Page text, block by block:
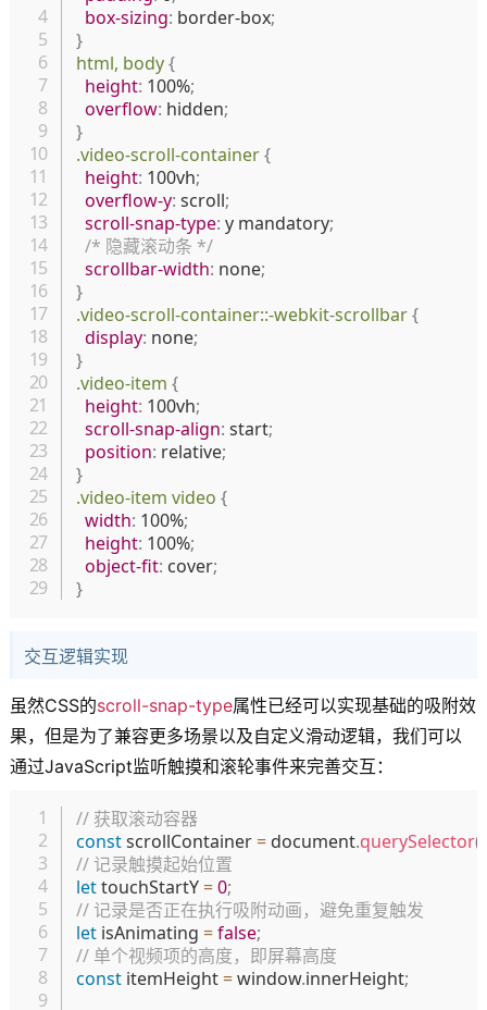
box-sizing: border-box;
}
html, body{
height: 100%;
overflow: hidden;
}
.video-scroll-container{
height: 100vh;
overflow-y: scroll;
scroll-snap-type: y mandatory;
/* 隐藏滚动条 */
scrollbar-width: none;
}
.video-scroll-container::-webkit-scrollbar{
display: none;
}
.video-item {
height: 100vh;
scroll-snap-align: start;
position: relative;
}
.video-item video {
width: 100%;
height: 100%;
object-fit: cover;
}
交互逻辑实现
虽然CSS的scroll-snap-type属性已经可以实现基础的吸附效
果，但是为了兼容更多场景以及自定义滑动逻辑，我们可以
通过JavaScript监听触摸和滚轮事件来完善交互：
// 获取滚动容器
const scrollContainer = document.querySelector(
// 记录触摸起始位置
let touchStartY =0;
// 记录是否正在执行吸附动画，避免重复触发
let isAnimating =false;
// 单个视频项的高度，即屏幕高度
const itemHeight = window.innerHeight;